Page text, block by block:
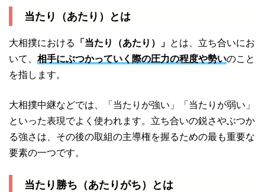
当たり（あたり）とは
大相撲における 「当たり（あたり）」 とは、立ち合いにお
いて、 相手にぶつかっていく際の圧力の程度や勢いのこと
を指します。
大相撲中継などでは、「当たりが強い」「当たりが弱い」
といった表現でよく使われます。立ち合いの鋭さやぶつか
る強さは、その後の取組の主導権を握るための最も重要な
要素の一つです。
当たり勝ち（あたりがち）とは